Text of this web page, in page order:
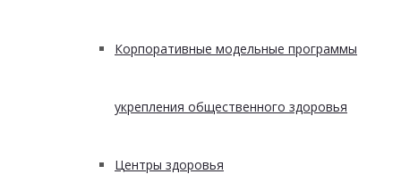
Корпоративные модельные программы
укрепления общественного здоровья
Центры здоровья